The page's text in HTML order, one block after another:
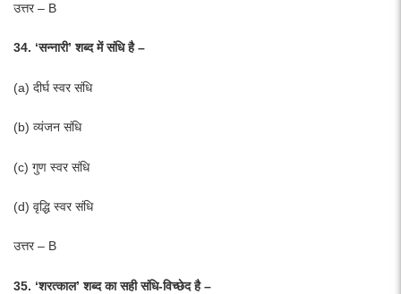
उत्तर – B
34. ‘सन्नारी’ शब्द में संधि है –
(a) दीर्घ स्वर संधि
(b) व्यंजन संधि
(c) गुण स्वर संधि
(d) वृद्धि स्वर संधि
उत्तर – B
35. ‘शरत्काल’ शब्द का सही संधि-विच्छेद है –